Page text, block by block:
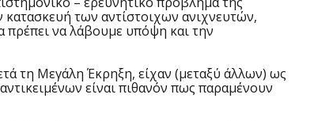
των αντίστοιχων ανιχνευτών,
να λάβουμε υπόψη και την
τη Μεγάλη Έκρηξη, είχαν (μεταξύ άλλων) ως
είναι πιθανόν πως παραμένουν